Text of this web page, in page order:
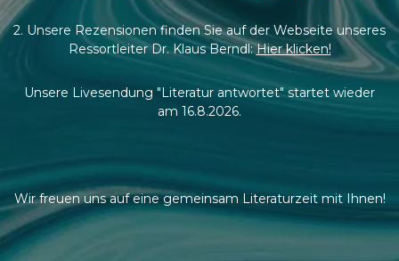
2. Unsere Rezensionen finden Sie auf der Webseite unseres
Ressortleiter Dr. Klaus Berndl:Hier klicken!
Unsere Livesendung "Literatur antwortet" startet wieder
am 16.8.2026.
Wir freuen uns auf eine gemeinsam Literaturzeit mit Ihnen!